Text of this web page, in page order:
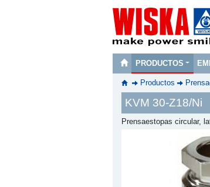
PRODUCTOS
Productos
KVM 30-Z18/Ni
Prensaestopas circular,